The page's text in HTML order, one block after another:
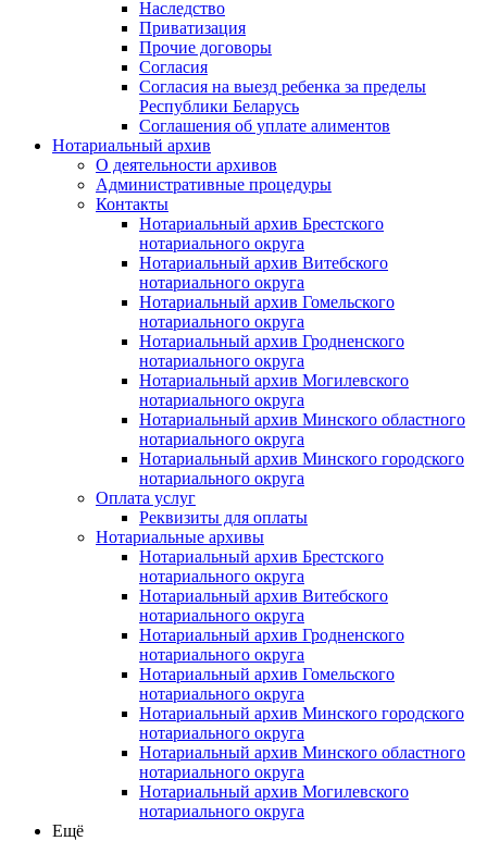
Наследство
Приватизация
Прочие договоры
Согласия
Согласия на выезд ребенка за пределы
Республики Беларусь
Соглашения об уплате алиментов
Нотариальный архив
О деятельности архивов
Административные процедуры
Контакты
Нотариальный архив Брестского
нотариального округа
Нотариальный архив Витебского
нотариального округа
Нотариальный архив Гомельского
нотариального округа
Нотариальный архив Гродненского
нотариального округа
Нотариальный архив Могилевского
нотариального округа
Нотариальный архив Минского областного
нотариального округа
Нотариальный архив Минского городского
нотариального округа
Оплата услуг
Реквизиты для оплаты
Нотариальные архивы
Нотариальный архив Брестского
нотариального округа
Нотариальный архив Витебского
нотариального округа
Нотариальный архив Гродненского
нотариального округа
Нотариальный архив Гомельского
нотариального округа
Нотариальный архив Минского городского
нотариального округа
Нотариальный архив Минского областного
нотариального округа
Нотариальный архив Могилевского
нотариального округа
Ещё